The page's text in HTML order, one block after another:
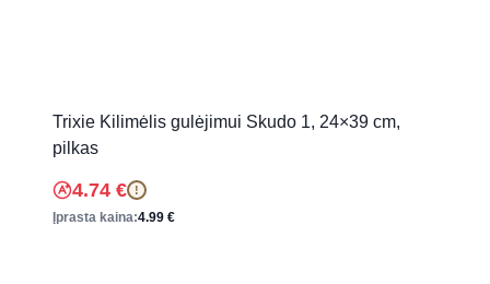
Trixie Kilimėlis gulėjimui Skudo 1, 24×39 cm,
pilkas
4.74 € !
Įprasta kaina:4.99 €